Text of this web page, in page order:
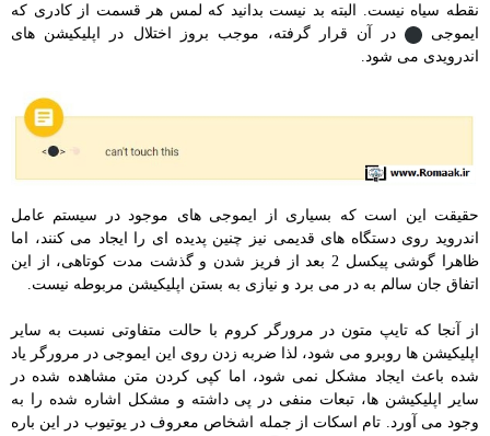
نقطه سیاه نیست. البته بد نیست بدانید که لمس هر قسمت از کادری که
ایموجی
در آن قرار گرفته، موجب بروز اختلال در اپلیکیشن های
اندرویدی می شود.
حقیقت این است که بسیاری از ایموجی های موجود در سیستم عامل
اندروید روی دستگاه های قدیمی نیز چنین پدیده ای را ایجاد می کنند، اما
ظاهرا گوشی پیکسل 2 بعد از فریز شدن و گذشت مدت کوتاهی، از این
اتفاق جان سالم به در می برد و نیازی به بستن اپلیکیشن مربوطه نیست.
از آنجا که تایپ متون در مرورگر کروم با حالت متفاوتی نسبت به سایر
اپلیکیشن ها روبرو می شود، لذا ضربه زدن روی این ایموجی در مرورگر یاد
شده باعث ایجاد مشکل نمی شود، اما کپی کردن متن مشاهده شده در
سایر اپلیکیشن ها، تبعات منفی در پی داشته و مشکل اشاره شده را به
وجود می آورد. تام اسکات از جمله اشخاص معروف در یوتیوب در این باره